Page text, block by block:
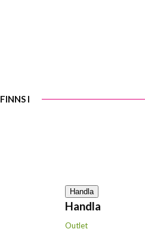
FINNS I
Handla
Handla
Outlet